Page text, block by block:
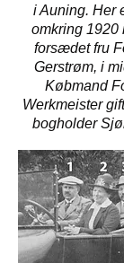
i Auning. Her
omkring 1920
forsædet fru
Gerstrøm, i
Købmand
Werkmeister
bogholder